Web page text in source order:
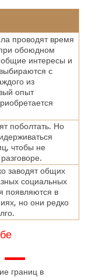
проводят время
обоюдном
общие интересы и
с
из
опыт
поболтать. Но
чтобы не
заводят общих
социальных
появляются в
но они редко
—
границ в